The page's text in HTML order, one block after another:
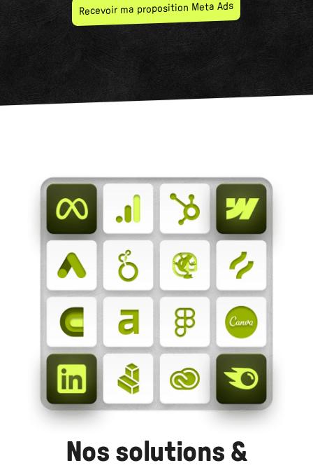
Recevoir ma proposition Meta Ads
Nos solutions &